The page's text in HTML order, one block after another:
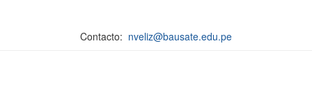
Contacto: nveliz@bausate.edu.pe